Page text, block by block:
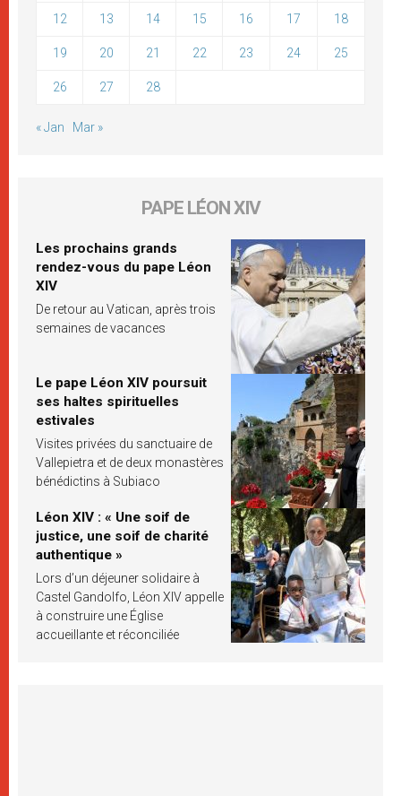
12 13 14 15 16 17 18
19 20 21 22 23 24 25
26 27 28
« Jan Mar »
PAPE LÉON XIV
Les prochains grands
rendez-vous du pape Léon
XIV
De retour au Vatican, après trois
semaines de vacances
Le pape Léon XIV poursuit
ses haltes spirituelles
estivales
Visites privées du sanctuaire de
Vallepietra et de deux monastères
bénédictins à Subiaco
Léon XIV : « Une soif de
justice, une soif de charité
authentique »
Lors d’un déjeuner solidaire à
Castel Gandolfo, Léon XIV appelle
à construire une Église
accueillante et réconciliée